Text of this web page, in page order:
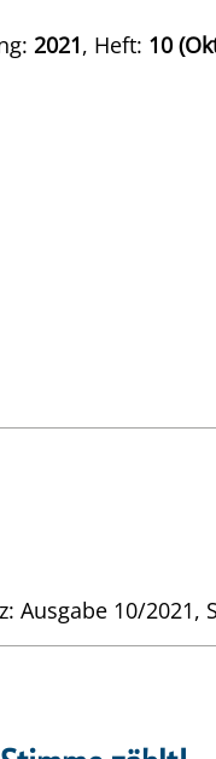
2021, Heft: 10
Ausgabe 10/2021,